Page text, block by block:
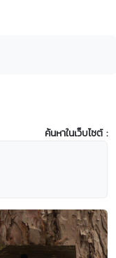
ค้นหาในเว็บไซต์ :